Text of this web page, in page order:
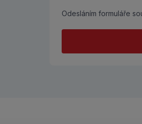
Odesláním formuláře